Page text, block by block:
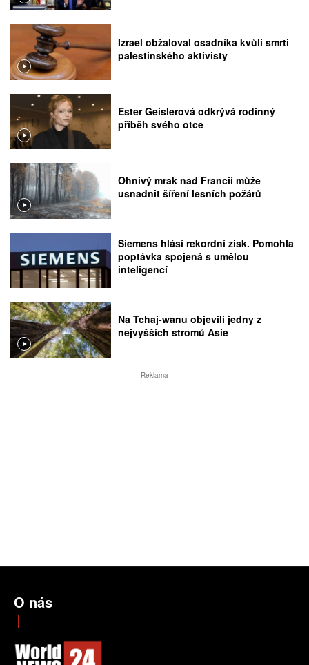
Izrael obžaloval osadníka kvůli smrti
palestinského aktivisty
Ester Geislerová odkrývá rodinný
příběh svého otce
Ohnivý mrak nad Francií může
usnadnit šíření lesních požárů
Siemens hlásí rekordní zisk. Pomohla
poptávka spojená s umělou
inteligencí
Na Tchaj-wanu objevili jedny z
nejvyšších stromů Asie
Reklama
O nás